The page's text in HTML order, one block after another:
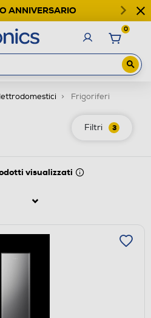
ANNIVERSARIO
0
Frigoriferi
Filtri 3
visualizzati